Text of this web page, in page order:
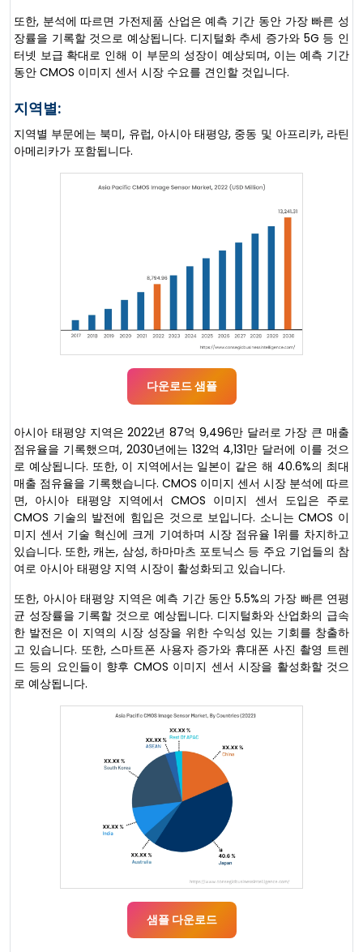
또한, 분석에 따르면 가전제품 산업은 예측 기간 동안 가장 빠른 성
장률을 기록할 것으로 예상됩니다. 디지털화 추세 증가와 5G 등 인
터넷 보급 확대로 인해 이 부문의 성장이 예상되며, 이는 예측 기간
동안 CMOS 이미지 센서 시장 수요를 견인할 것입니다.
지역별:
지역별 부문에는 북미, 유럽, 아시아 태평양, 중동 및 아프리카, 라틴
아메리카가 포함됩니다.
다운로드 샘플
아시아 태평양 지역은 2022년 87억 9,496만 달러로 가장 큰 매출
점유율을 기록했으며, 2030년에는 132억 4,131만 달러에 이를 것으
로 예상됩니다. 또한, 이 지역에서는 일본이 같은 해 40.6%의 최대
매출 점유율을 기록했습니다. CMOS 이미지 센서 시장 분석에 따르
면, 아시아 태평양 지역에서 CMOS 이미지 센서 도입은 주로
CMOS 기술의 발전에 힘입은 것으로 보입니다. 소니는 CMOS 이
미지 센서 기술 혁신에 크게 기여하며 시장 점유율 1위를 차지하고
있습니다. 또한, 캐논, 삼성, 하마마츠 포토닉스 등 주요 기업들의 참
여로 아시아 태평양 지역 시장이 활성화되고 있습니다.
또한, 아시아 태평양 지역은 예측 기간 동안 5.5%의 가장 빠른 연평
균 성장률을 기록할 것으로 예상됩니다. 디지털화와 산업화의 급속
한 발전은 이 지역의 시장 성장을 위한 수익성 있는 기회를 창출하
고 있습니다. 또한, 스마트폰 사용자 증가와 휴대폰 사진 촬영 트렌
드 등의 요인들이 향후 CMOS 이미지 센서 시장을 활성화할 것으
로 예상됩니다.
샘플 다운로드